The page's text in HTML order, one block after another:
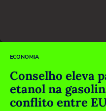
ECONOMIA
Conselho eleva
etanol na
conflito entre